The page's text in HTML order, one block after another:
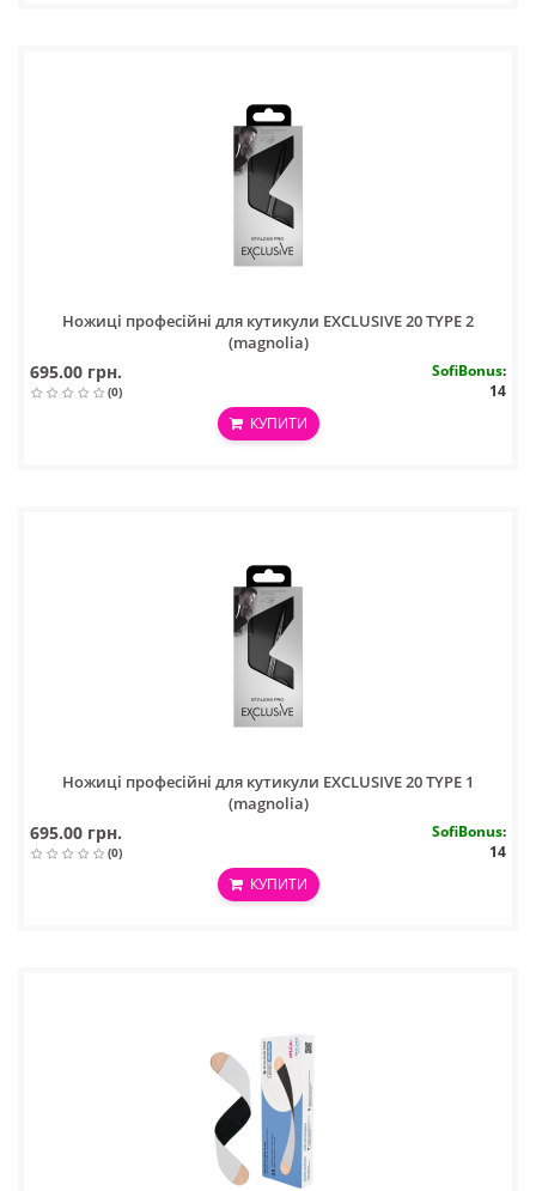
Ножиці професійні для кутикули EXCLUSIVE 20 TYPE 2
(magnolia)
695.00 грн.
(0)
SofiBonus:
14
КУПИТИ
Ножиці професійні для кутикули EXCLUSIVE 20 TYPE 1
(magnolia)
695.00 грн.
(0)
SofiBonus:
14
КУПИТИ